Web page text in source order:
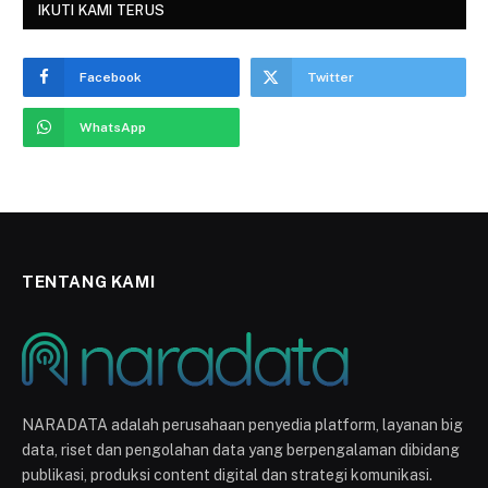
IKUTI KAMI TERUS
Facebook Twitter
WhatsApp
TENTANG KAMI
NARADATA adalah perusahaan penyedia platform, layanan big
data, riset dan pengolahan data yang berpengalaman dibidang
publikasi, produksi content digital dan strategi komunikasi.